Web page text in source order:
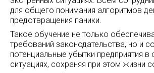
для общего понимания алгоритмов
предотвращения паники.
Такое обучение не только
требований законодательства, но и
потенциальные убытки предприятия
ситуациях, сохраняя при этом жизни